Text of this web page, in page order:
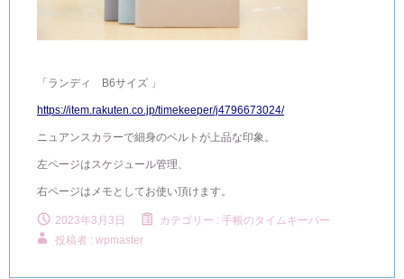
「ランディ B6サイズ 」
https://item.rakuten.co.jp/timekeeper/j4796673024/
ニュアンスカラーで細身のベルトが上品な印象。
左ページはスケジュール管理、
右ページはメモとしてお使い頂けます。
2023年3月3日 カテゴリー : 手帳のタイムキーパー
投稿者 : wpmaster